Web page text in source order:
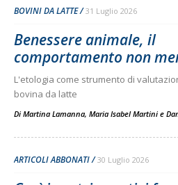
BOVINI DA LATTE 31 Luglio 2026
Benessere animale, il
comportamento non
L'etologia come strumento di
bovina da latte
Di Martina Lamanna, Maria Isabel Martini e
ARTICOLI ABBONATI 30 Luglio 2026